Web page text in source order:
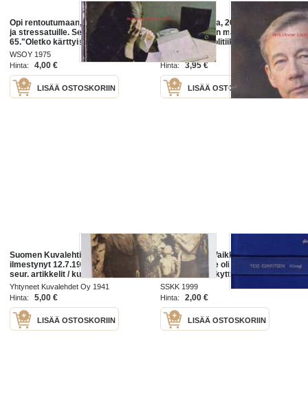
Opi rentoutumaan, 1975. Kiireisille
ja stressatuille. Seepra-sarja
65."Oletko kärttyisä ja
hermostunut? Etkö saa illalla unen
päästä kiinni, vaikka olet
WSOY 1975
Hinta:
4,00 €
LISÄÄ OSTOSKORIIN
Talous ja utopia, 2014.
Talouspolitiikan mahdollisuudet ja
rajat.Vaikka politiikka kansalaisia
kiinnostaisikin, kansantalous ja
talouspolitiikka näyttävät
Docendo 2014
Hinta:
3,95 €
LISÄÄ OSTOSKORIIN
Suomen Kuvalehti 1941 nr 28,
ilmestynyt 12.7.1941, sis. mm.
seur. artikkelit / kuvat / mainokset;
Kansikuva Hälytyspillit soivat,
Turnipsit harvennettava vaikka
Yhtyneet Kuvalehdet Oy 1941
Hinta:
5,00 €
LISÄÄ OSTOSKORIIN
Kirurgi, 1999.Vaikka rikosetsivä
Thomas Moore oli valmistautunut
näkyyn, se järkytti häntä. Punaiset
viillot kurkussa ja vatsassa
nostivat mieleen
SSKK 1999
Hinta:
2,00 €
LISÄÄ OSTOSKORIIN